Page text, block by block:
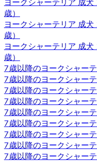
結ぶことができます。 自
うとするので、番犬とし
た犬もいますが、しつけ
ん。しつけやヨークシャ
是非当店にご相談下さい。
2020.9.25
小型犬の中でも特に有名
ヨーキーといった愛称で
い被毛を持ちながら、シ
いなどの特徴があります
られ、カットの仕方によ
を伸ばし続ける場合はラ
まとめにくくる必要があ
ヨークシャーテリア 成
歳）
ヨークシャーテリア 成
歳）
ヨークシャーテリア 成
歳）
7歳以降のヨークシャー
7歳以降のヨークシャー
7歳以降のヨークシャー
7歳以降のヨークシャー
7歳以降のヨークシャー
7歳以降のヨークシャー
7歳以降のヨークシャー
7歳以降のヨークシャー
7歳以降のヨークシャー